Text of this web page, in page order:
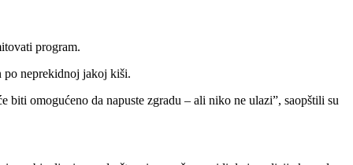
program.
po neprekidnoj jakoj kiši.
biti omogućeno da napuste zgradu – ali niko ne ulazi”, saopštili su